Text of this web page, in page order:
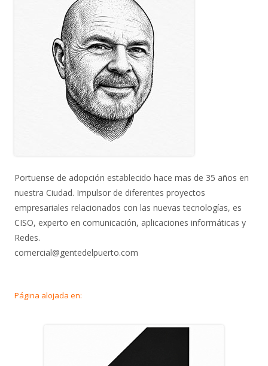
Portuense de adopción establecido hace mas de 35 años en
nuestra Ciudad. Impulsor de diferentes proyectos
empresariales relacionados con las nuevas tecnologías, es
CISO, experto en comunicación, aplicaciones informáticas y
Redes.
comercial@gentedelpuerto.com
Página alojada en: